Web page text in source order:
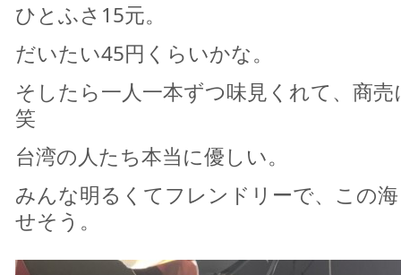
ひとふさ15元。
だいたい45円くらいかな。
そしたら一人一本ずつ味見くれて、商
笑
台湾の人たち本当に優しい。
みんな明るくてフレンドリーで、この
せそう。